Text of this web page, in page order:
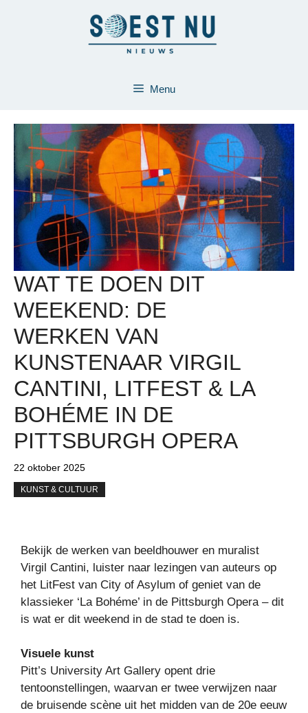
Menu
WAT TE DOEN DIT
WEEKEND: DE
WERKEN VAN
KUNSTENAAR VIRGIL
CANTINI, LITFEST & LA
BOHÉME IN DE
PITTSBURGH OPERA
22 oktober 2025
KUNST & CULTUUR
Bekijk de werken van beeldhouwer en muralist
Virgil Cantini, luister naar lezingen van auteurs op
het LitFest van City of Asylum of geniet van de
klassieker ‘La Bohéme’ in de Pittsburgh Opera – dit
is wat er dit weekend in de stad te doen is.
Visuele kunst
Pitt’s University Art Gallery opent drie
tentoonstellingen, waarvan er twee verwijzen naar
de bruisende scène uit het midden van de 20e eeuw